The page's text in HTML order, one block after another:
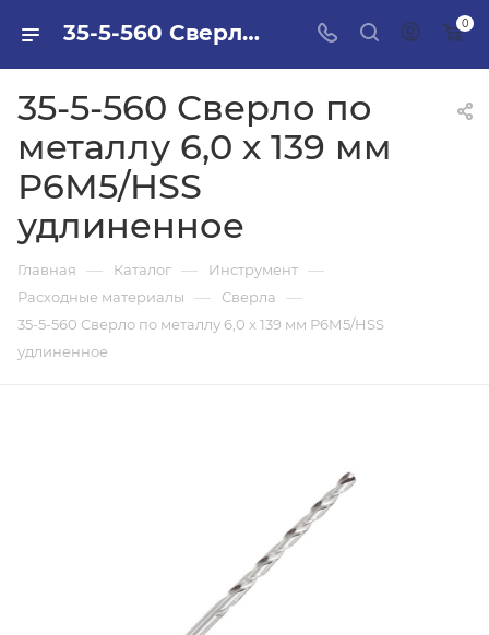
35-5-560 Сверло по металлу 6,0 х 139 мм Р6М5/HSS удлиненное в ПИЛОН — купить стройматериалы в интернет-магазине ПИЛОН с доставкой оптом и в розницу 0
35-5-560 Сверло по
металлу 6,0 х 139 мм
Р6М5/HSS
удлиненное
Главная — Каталог — Инструмент —
Расходные материалы — Сверла —
35-5-560 Сверло по металлу 6,0 х 139 мм Р6М5/HSS
удлиненное